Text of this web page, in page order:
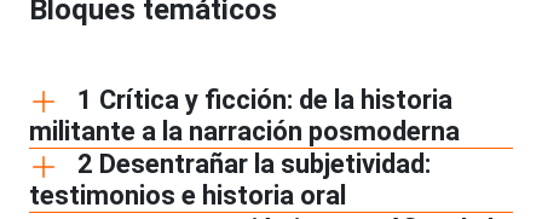
Bloques temáticos
1 Crítica y ficción: de la historia
militante a la narración posmoderna
2 Desentrañar la subjetividad:
testimonios e historia oral